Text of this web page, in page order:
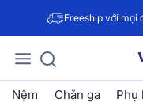
Freeship với mọi
Nệm Chăn ga Phụ